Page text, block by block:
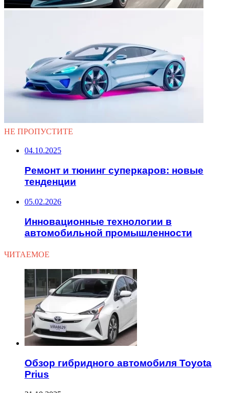
НЕ ПРОПУСТИТЕ
04.10.2025
Ремонт и тюнинг суперкаров: новые
тенденции
05.02.2026
Инновационные технологии в
автомобильной промышленности
ЧИТАЕМОЕ
Обзор гибридного автомобиля Toyota
Prius